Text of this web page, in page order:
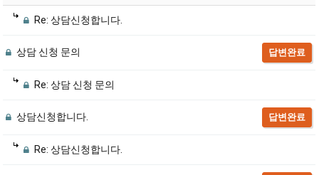
Re: 상담신청합니다.
상담 신청 문의 답변완료
Re: 상담 신청 문의
상담신청합니다. 답변완료
Re: 상담신청합니다.